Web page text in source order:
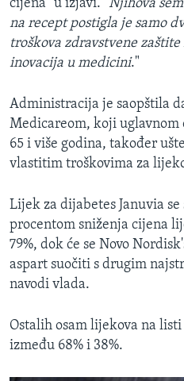
cijena" u izjavi. "Njihova
na recept postigla je samo
troškova zdravstvene
inovacija u medicini."
Administracija je saopštila
Medicareom, koji
65 i više godina, također
vlastitim troškovima za
Lijek za dijabetes Januvia se
procentom sniženja cijena
79%, dok će se Novo
aspart suočiti s drugim
navodi vlada.
Ostalih osam lijekova na listi
između 68% i 38%.